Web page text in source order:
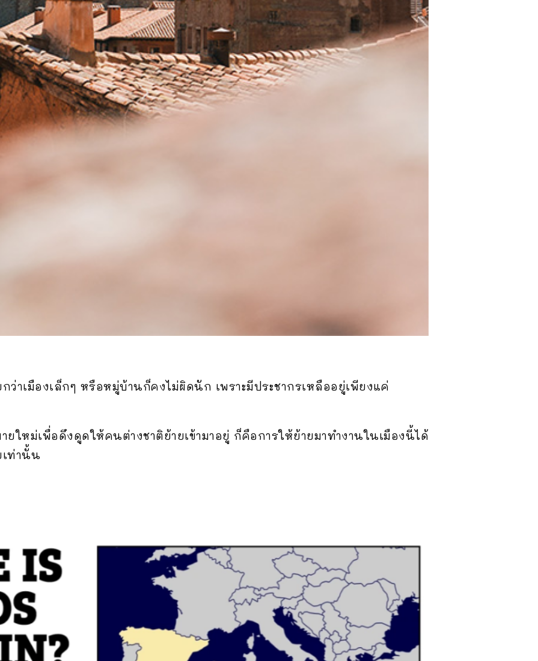
ว่าเมืองเล็กๆ หรือหมู่บ้านก็คงไม่ผิดนัก เพราะมีประชากรเหลืออยู่เพียงแค่
ยใหม่เพื่อดึงดูดให้คนต่างชาติย้ายเข้ามาอยู่ ก็คือการให้ย้ายมาทำงานในเมืองนี้ได้
เท่านั้น